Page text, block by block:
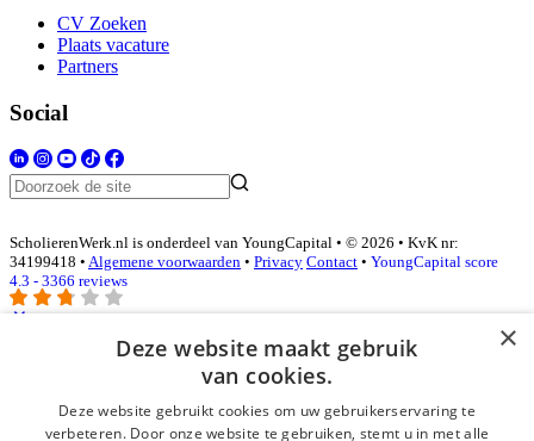
CV Zoeken
Plaats vacature
Partners
Social
ScholierenWerk.nl is onderdeel van YoungCapital • © 2026 • KvK nr:
34199418 • Algemene voorwaarden • Privacy Contact • YoungCapital score
4.3 - 3366 reviews
E-mail*
×
Deze website maakt gebruik
van cookies.
Deze website gebruikt cookies om uw gebruikerservaring te
verbeteren. Door onze website te gebruiken, stemt u in met alle